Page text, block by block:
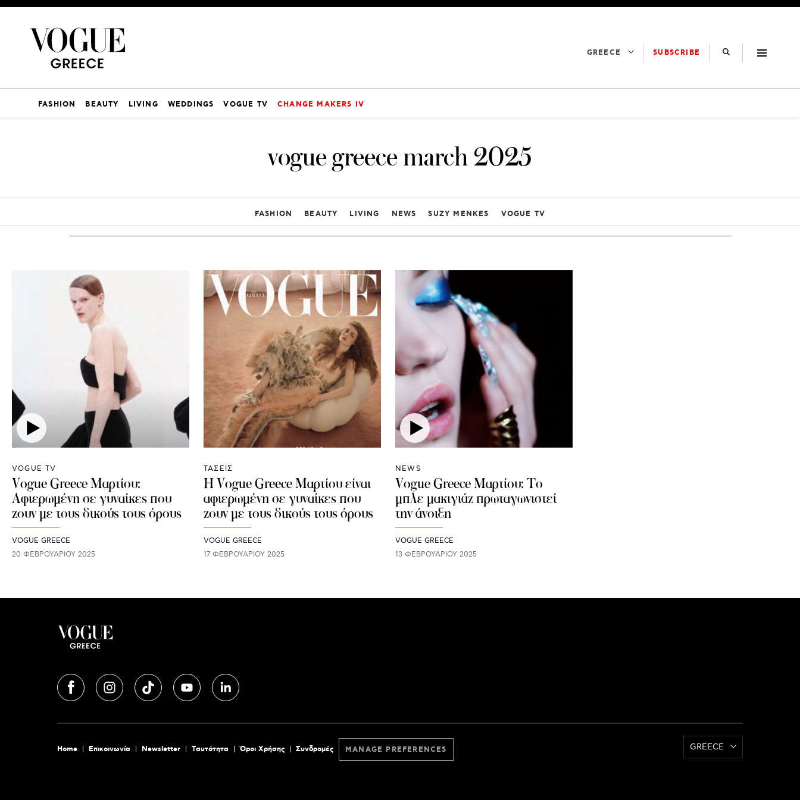
GREECE SUBSCRIBE
FASHION BEAUTY LIVING WEDDINGS VOGUE TV CHANGE MAKERS IV
vogue greece march 2025
FASHION BEAUTY LIVING NEWS SUZY MENKES VOGUE TV
VOGUE TV
Vogue Greece Μαρτίου:
Αφιερωμένη σε γυναίκες που
ζουν με τους δικούς τους όρους
VOGUE GREECE
20 ΦΕΒΡΟΥΑΡΊΟΥ 2025
ΤΑΣΕΙΣ
Η Vogue Greece Μαρτίου είναι
αφιερωμένη σε γυναίκες που
ζουν με τους δικούς τους όρους
VOGUE GREECE
17 ΦΕΒΡΟΥΑΡΊΟΥ 2025
NEWS
Vogue Greece Μαρτίου: Το
μπλε μακιγιάζ πρωταγωνιστεί
την άνοιξη
VOGUE GREECE
13 ΦΕΒΡΟΥΑΡΊΟΥ 2025
Home Επικοινωνία Newsletter Tαυτότητα Όροι Χρήσης Συνδρομές MANAGE PREFERENCES GREECE